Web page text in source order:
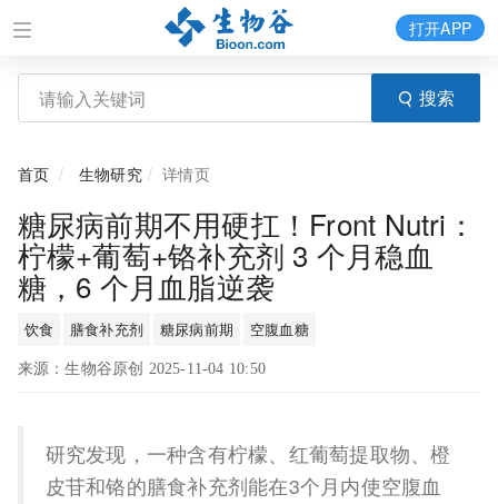
搜索
打开APP
首页 生物研究 详情页
糖尿病前期不用硬扛！Front Nutri：
柠檬+葡萄+铬补充剂 3 个月稳血
糖，6 个月血脂逆袭
饮食 膳食补充剂 糖尿病前期 空腹血糖
来源：生物谷原创 2025-11-04 10:50
研究发现，一种含有柠檬、红葡萄提取物、橙
皮苷和铬的膳食补充剂能在3个月内使空腹血